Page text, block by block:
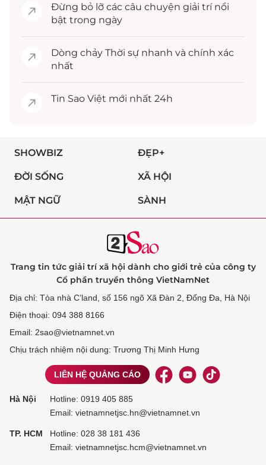
Đừng bỏ lỡ các câu chuyện giải trínổi
bật trong ngày
Dòng chảy Thời sự nhanh và chính xác
nhất
Tin Sao Việt mới nhất 24h
SHOWBIZ ĐẸP+
ĐỜI SỐNG XÃ HỘI
MẬT NGỮ SÀNH
Trang tin tức giải trí xã hội dành cho giới trẻ của công ty
Cổ phần truyền thông VietNamNet
Địa chỉ: Tòa nhà C’land, số 156 ngõ Xã Đàn 2, Đống Đa, Hà Nội
Điện thoại: 094 388 8166
Email: 2sao@vietnamnet.vn
Chịu trách nhiệm nội dung: Trương Thị Minh Hưng
LIÊN HỆ QUẢNG CÁO
Hà Nội Hotline: 0919 405 885
Email: vietnamnetjsc.hn@vietnamnet.vn
TP. HCM Hotline: 028 38 181 436
Email: vietnamnetjsc.hcm@vietnamnet.vn